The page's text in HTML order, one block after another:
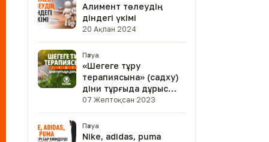
Алимент төлеудің
діндегі үкімі
20 Ақпан 2024
Пәтуа
«Шегеге тұру
терапиясына» (садху)
діни тұрғыда дұрыс
па?»
07 Желтоқсан 2023
Пәтуа
Nike, аdidas, рuma